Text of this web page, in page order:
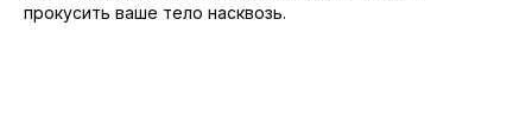
прокусить ваше тело насквозь.